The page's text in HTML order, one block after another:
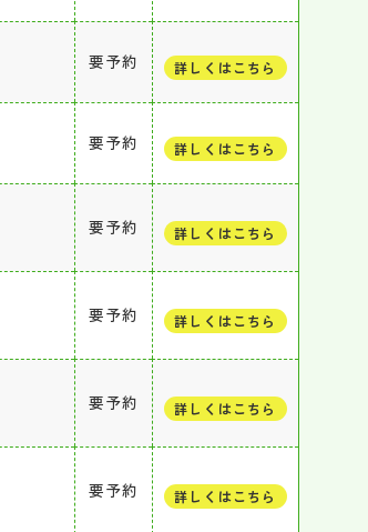
要予約 詳しくはこちら
要予約 詳しくはこちら
要予約 詳しくはこちら
要予約 詳しくはこちら
要予約 詳しくはこちら
要予約 詳しくはこちら